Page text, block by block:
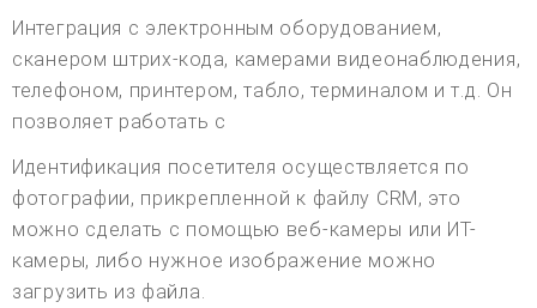
Интеграция с электронным оборудованием,
сканером штрих-кода, камерами видеонаблюдения,
телефоном, принтером, табло, терминалом и т.д. Он
позволяет работать с
Идентификация посетителя осуществляется по
фотографии, прикрепленной к файлу CRM, это
можно сделать с помощью веб-камеры или ИТ-
камеры, либо нужное изображение можно
загрузить из файла.